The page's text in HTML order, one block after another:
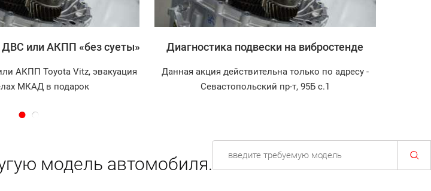
ДВС или АКПП «без суеты»
АКПП Toyota Vitz, эвакуация
МКАД в подарок
Диагностика подвески на вибростенде
Данная акция действительна только по адресу -
Севастопольский пр-т, 95Б с.1
модель автомобиля.